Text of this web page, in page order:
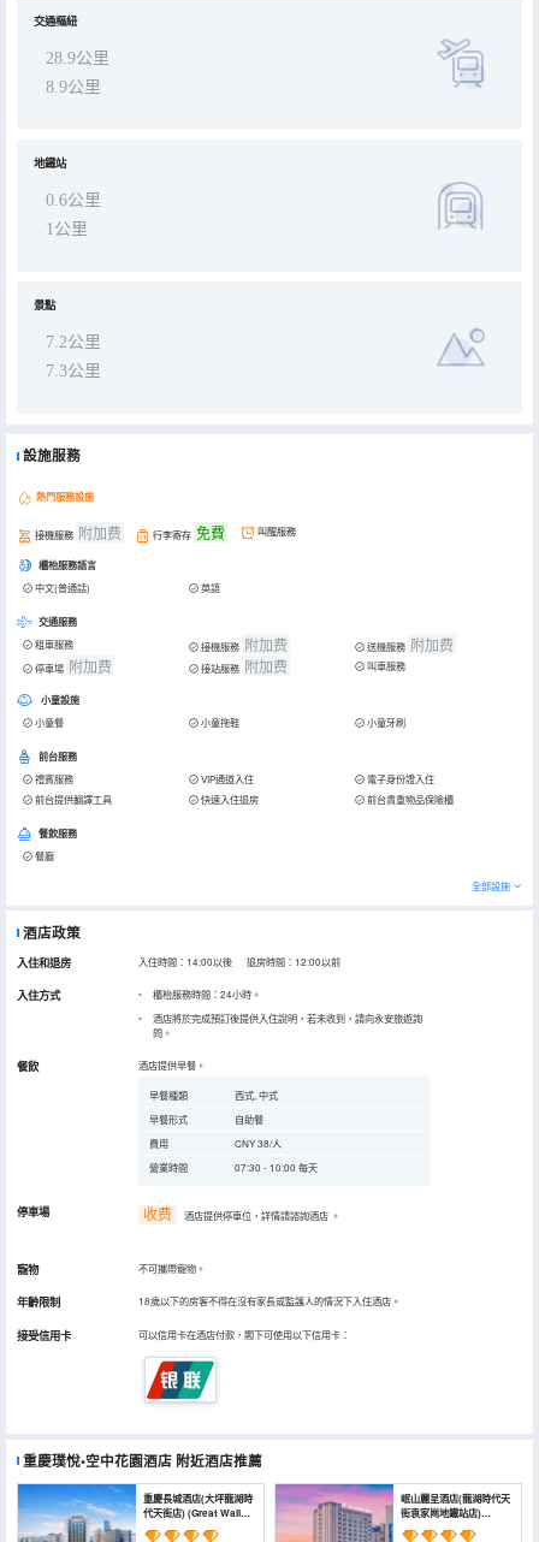
交通樞紐
28.9公里
8.9公里
地鐵站
0.6公里
1公里
景點
7.2公里
7.3公里
設施服務
熱門服務設施
接機服務 附加费 行李寄存 免費 叫醒服務
櫃枱服務語言
中文(普通話) 英語
交通服務
租車服務 接機服務 附加费 送機服務 附加费
停車場 附加费 接站服務 附加费 叫車服務
小童設施
小童餐 小童拖鞋 小童牙刷
前台服務
禮賓服務 VIP通道入住
電子身份證入住
前台提供翻譯工具
快速入住退房 前台貴重物品保險櫃
餐飲服務
餐廳
全部設施
酒店政策
入住和退房 入住時間：14:00以後 退房時間：12:00以前
入住方式
櫃枱服務時間：24小時。
酒店將於完成預訂後提供入住說明，若未收到，請向永安旅遊詢
問。
餐飲 酒店提供早餐。
早餐種類
西式, 中式
早餐形式
自助餐
費用
CNY 38/人
營業時間
07:30 - 10:00 每天
停車場 收费 酒店提供停車位，詳情請諮詢酒店 。
寵物 不可攜帶寵物。
年齡限制 18歲以下的房客不得在沒有家長或監護人的情況下入住酒店。
接受信用卡 可以信用卡在酒店付款，閣下可使用以下信用卡：
重慶璞悅•空中花園酒店 附近酒店推薦
重慶長城酒店(大坪龍湖時
代天街店) (Great Wall
Hotel)
岷山麗呈酒店(龍湖時代天
街袁家崗地鐵站店)
(MINSHAN REZEN